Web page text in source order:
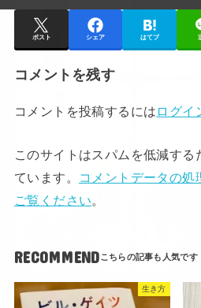
ポスト シェア はてブ
コメントを残す
コメントを投稿するには ログイ
このサイトはスパムを低減する
ています。
コメントデータの処
ご覧ください。
RECOMMEND
生き方